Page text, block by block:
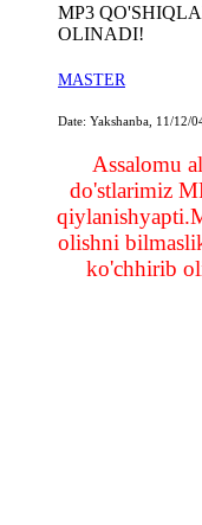
MP3
OLINADI!
MASTER
Date: Yakshanba, 11/12/
Assalomu
do'stlarimiz
olishni
ko'chhirib